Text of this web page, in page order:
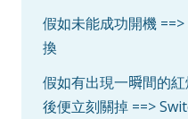
假如未能成功開機
換
假如有出現一𣊬間的
後便立刻關掉 ==>